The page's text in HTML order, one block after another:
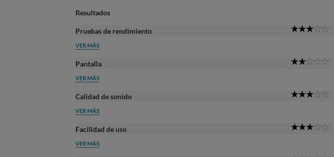
Resultados
Pruebas de rendimiento
VER MÁS
Pantalla
VER MÁS
Calidad de sonido
VER MÁS
Facilidad de uso
VER MÁS